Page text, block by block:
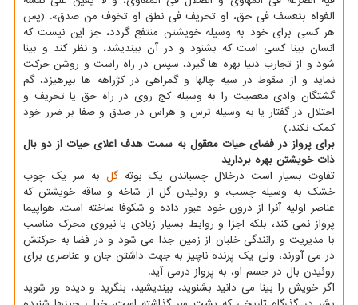
الغواه بتعسف فی حق، او تحریف فی نطق او تخوف من صدق». (پس
هر کسی برای خود به وسیله خویشتن منتفع گردد، جز این نیست که
انسان بینا کسی است که بشنود و در آن بیندیشد، و نظر کند و بینا
شود و از تجارب دنیا بهره ها گیرد، سپس در راه راست و روشن حرکت
نماید و از سقوط در سیه چالها و گمراهی در کژراهه ها بپرهیزد، گم
گشتگان وادی معصیت را به وسیله کج روی در راه حق یا تحریف و
اختلال در گفتار یا به وسیله ترس و هراس در صدق و صفا بر ضرر خود
کمک نکند.)
برای پرواز در فضای حیات معقول به سمت هدف اعلای حیات از دو بال
ذات خویشتن بهره بردارید
تفاوت بسیار است درخلال چسباندن یک بوتهگل به سر یک چوب
خشک به وسیله چسب، و روئیدن گل از شاخه و ساقه خویشتن که
عناصر اولیه آنرا از درون خود عبور داده و شکوفا ساخته است. هواپیما
پرواز نمی کند، بلکه اجزا و روابط بسیار زیادی با نیروی محرک مناسب
با مدیریت و رانندگی خلبان از زمین جدا می شود و در فضا به حرکتش
در می آورند، ولی یک پرنده ناچیز به جهت داشتن جان و عناصری برای
روئیدن بال در جسم او، به پرواز درمی آید.
اگر خویش را بینا می دانید بشنوید، بیندیشید، بنگرید و دیده ور شوید